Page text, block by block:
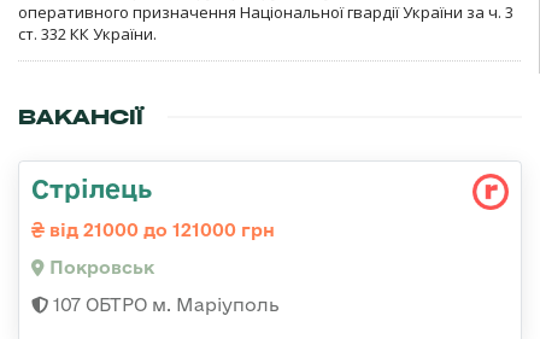
оперативного призначення Національної гвардії України за ч. 3
ст. 332 КК України.
ВАКАНСІЇ
Стрілець
від 21000 до 121000 грн
Покровськ
107 ОБТРО м. Маріуполь